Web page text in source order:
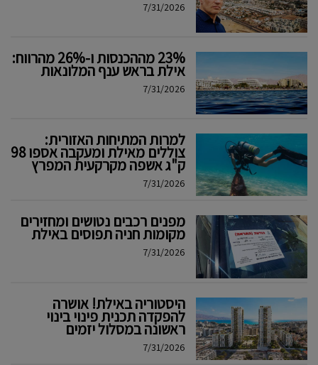
7/31/2026
23% מההכנסות ו-26% מהרווח:
אילת בראש ענף המלונאות
7/31/2026
למרות המתיחות האזורית:
צוללים מאילת ומעקבה אספו 98
ק"ג אשפה מקרקעית המפרץ
7/31/2026
מפנים רכבים נטושים ומחזירים
מקומות חניה תפוסים באילת
7/31/2026
היסטוריה באילת! אושרה
להפקדה תכנית פינוי בינוי
ראשונה במסלול יזמים
7/31/2026